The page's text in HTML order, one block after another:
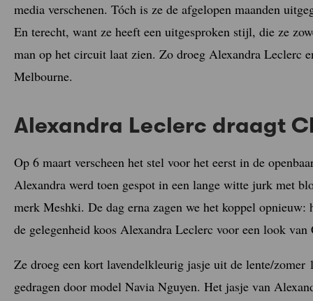
media verschenen. Tóch is ze de afgelopen maanden
En terecht, want ze heeft een uitgesproken stijl, die ze
man op het circuit laat zien. Zo droeg Alexandra Leclerc
Melbourne.
Alexandra Leclerc draagt
Op 6 maart verscheen het stel voor het eerst in de
Alexandra werd toen gespot in een lange witte jurk met
merk Meshki. De dag erna zagen we het koppel
de gelegenheid koos Alexandra Leclerc voor een look van
Ze droeg een kort lavendelkleurig jasje uit de lente/
gedragen door model Navia Nguyen. Het jasje van